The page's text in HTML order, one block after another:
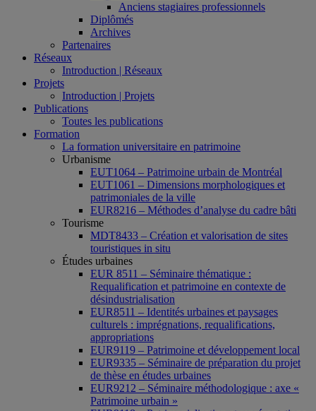
Anciens stagiaires professionnels
Diplômés
Archives
Partenaires
Réseaux
Introduction | Réseaux
Projets
Introduction | Projets
Publications
Toutes les publications
Formation
La formation universitaire en patrimoine
Urbanisme
EUT1064 – Patrimoine urbain de Montréal
EUT1061 – Dimensions morphologiques et
patrimoniales de la ville
EUR8216 – Méthodes d’analyse du cadre bâti
Tourisme
MDT8433 – Création et valorisation de sites
touristiques in situ
Études urbaines
EUR 8511 – Séminaire thématique :
Requalification et patrimoine en contexte de
désindustrialisation
EUR8511 – Identités urbaines et paysages
culturels : imprégnations, requalifications,
appropriations
EUR9119 – Patrimoine et développement local
EUR9335 – Séminaire de préparation du projet
de thèse en études urbaines
EUR9212 – Séminaire méthodologique : axe «
Patrimoine urbain »